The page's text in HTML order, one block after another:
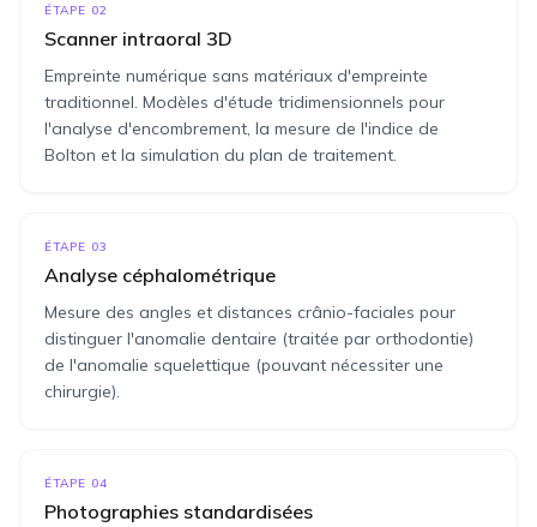
ÉTAPE 02
Scanner intraoral 3D
Empreinte numérique sans matériaux d'empreinte
traditionnel. Modèles d'étude tridimensionnels pour
l'analyse d'encombrement, la mesure de l'indice de
Bolton et la simulation du plan de traitement.
ÉTAPE 03
Analyse céphalométrique
Mesure des angles et distances crânio-faciales pour
distinguer l'anomalie dentaire (traitée par orthodontie)
de l'anomalie squelettique (pouvant nécessiter une
chirurgie).
ÉTAPE 04
Photographies standardisées